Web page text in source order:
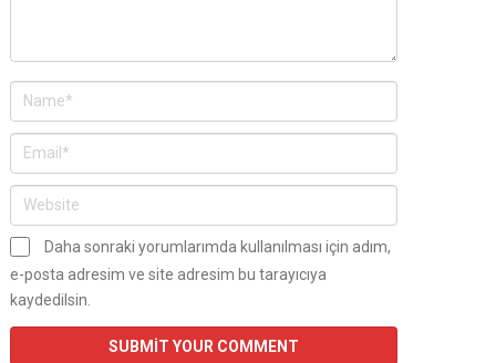
Daha sonraki yorumlarımda kullanılması için adım,
e-posta adresim ve site adresim bu tarayıcıya
kaydedilsin.